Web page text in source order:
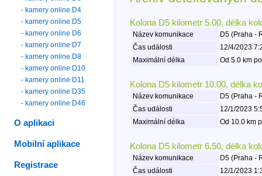
Kolona D5 kilometr 5.00, délka
Název komunikace
D5 (Praha -
Čas události
12/4/2023
Maximální délka
Od 5.0 km
Kolona D5 kilometr 10.00, délka
Název komunikace
D5 (Praha -
Čas události
12/1/2023
Maximální délka
Od 10.0 km
Kolona D5 kilometr 6.50, délka
Název komunikace
D5 (Praha -
Čas události
12/1/2023
- kamery online D4
- kamery online D5
- kamery online D6
- kamery online D7
- kamery online D8
- kamery online D10
- kamery online D11
- kamery online D35
- kamery online D46
O aplikaci
Mobilní aplikace
Registrace